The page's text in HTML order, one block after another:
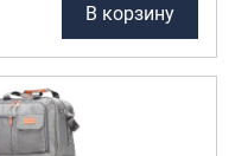
В корзину